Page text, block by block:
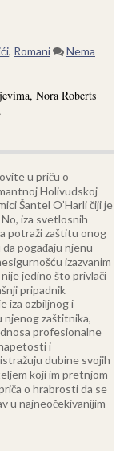
, Romani
Nema
Nora Roberts
u priču o
Holivudskoj
Šantel O’Harli čiji je
iza svetlosnih
potraži zaštitu onog
pogađaju njenu
izazvanim
jedino što privlači
pripadnik
iza ozbiljnog i
njenog zaštitnika,
profesionalne
i
dubine svojih
koji im pretnjom
o hrabrosti da se
u najneočekivanijim